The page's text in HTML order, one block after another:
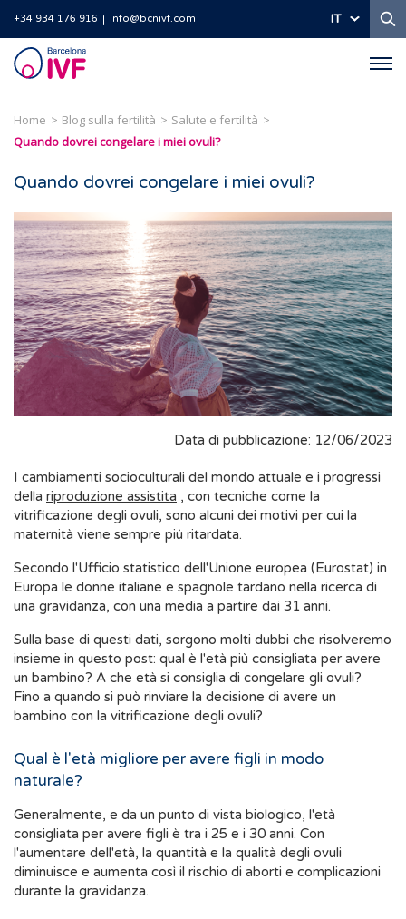
+34 934 176 916 info@bcnivf.com IT
Barcelona
IVF
Home Blog sulla fertilità
Salute e fertilità
Quando dovrei congelare i miei ovuli?
Quando dovrei congelare i miei ovuli?
Data di pubblicazione: 12/06/2023
I cambiamenti socioculturali del mondo attuale e i progressi
della riproduzione assistita , con tecniche come la
vitrificazione degli ovuli, sono alcuni dei motivi per cui la
maternità viene sempre più ritardata.
Secondo l'Ufficio statistico dell'Unione europea (Eurostat) in
Europa le donne italiane e spagnole tardano nella ricerca di
una gravidanza, con una media a partire dai 31 anni.
Sulla base di questi dati, sorgono molti dubbi che risolveremo
insieme in questo post: qual è l'età più consigliata per avere
un bambino? A che età si consiglia di congelare gli ovuli?
Fino a quando si può rinviare la decisione di avere un
bambino con la vitrificazione degli ovuli?
Qual è l'età migliore per avere figli in modo
naturale?
Generalmente, e da un punto di vista biologico, l'età
consigliata per avere figli è tra i 25 e i 30 anni. Con
l'aumentare dell'età, la quantità e la qualità degli ovuli
diminuisce e aumenta così il rischio di aborti e complicazioni
durante la gravidanza.